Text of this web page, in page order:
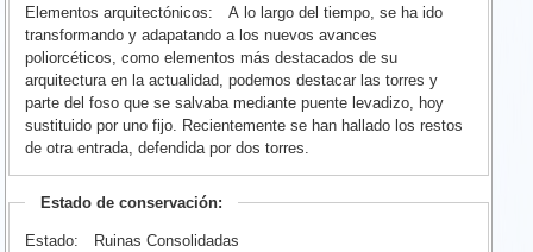
Elementos arquitectónicos:
A lo largo del tiempo, se ha ido
transformando y adapatando a los nuevos avances
poliorcéticos, como elementos más destacados de su
arquitectura en la actualidad, podemos destacar las torres y
parte del foso que se salvaba mediante puente levadizo, hoy
sustituido por uno fijo. Recientemente se han hallado los restos
de otra entrada, defendida por dos torres.
Estado de conservación:
Estado: Ruinas Consolidadas